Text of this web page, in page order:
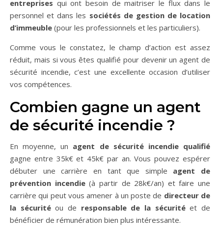
entreprises qui ont besoin de maitriser le flux dans le
personnel et dans les sociétés de gestion de location
d’immeuble (pour les professionnels et les particuliers).
Comme vous le constatez, le champ d’action est assez
réduit, mais si vous êtes qualifié pour devenir un agent de
sécurité incendie, c’est une excellente occasion d’utiliser
vos compétences.
Combien gagne un agent
de sécurité incendie ?
En moyenne, un agent de sécurité incendie qualifié
gagne entre 35k€ et 45k€ par an. Vous pouvez espérer
débuter une carrière en tant que simple agent de
prévention incendie(à partir de 28k€/an) et faire une
carrière qui peut vous amener à un poste de directeur de
la sécuritéou de responsable de la sécuritéet de
bénéficier de rémunération bien plus intéressante.